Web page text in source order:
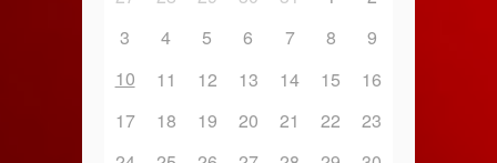
3
4 5 6 7 8
9
10
11 12 13 14 15
16
17
18 19 20 21 22
23